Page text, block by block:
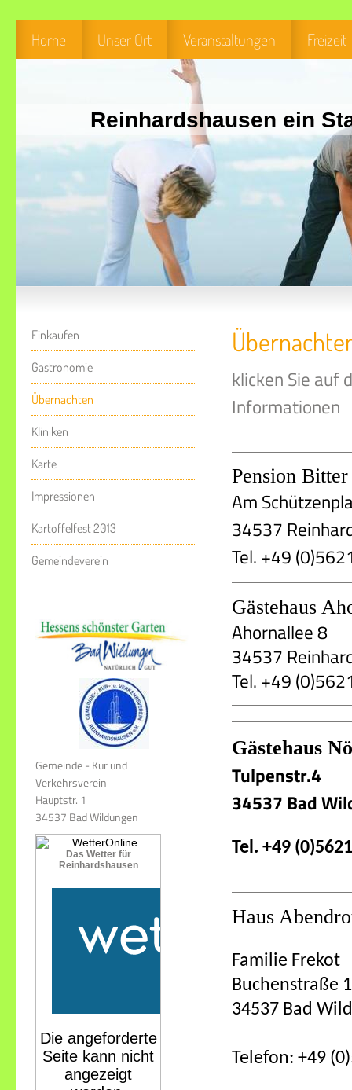
Home Unser Ort Veranstaltungen Freizeit
Reinhardshausen ein
Einkaufen
Gastronomie
Übernachten
Kliniken
Karte
Impressionen
Kartoffelfest 2013
Gemeindeverein
Gemeinde - Kur und
Verkehrsverein
Hauptstr. 1
34537 Bad Wildungen
Das Wetter für
Reinhardshausen
klicken Sie auf
Informationen
Pension Bitter
Am
34537
Tel. +49
Gästehaus
Ahornallee 8
34537
Tel. +49
Gästehaus
Tulpenstr.4
34537 Bad
Tel. +49
Haus
Familie Frekot
Buchenstraße
34537 Bad
Telefon: +49